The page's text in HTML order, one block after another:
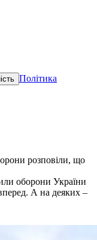
Політика
розповіли, що
оборони України
А на деяких –